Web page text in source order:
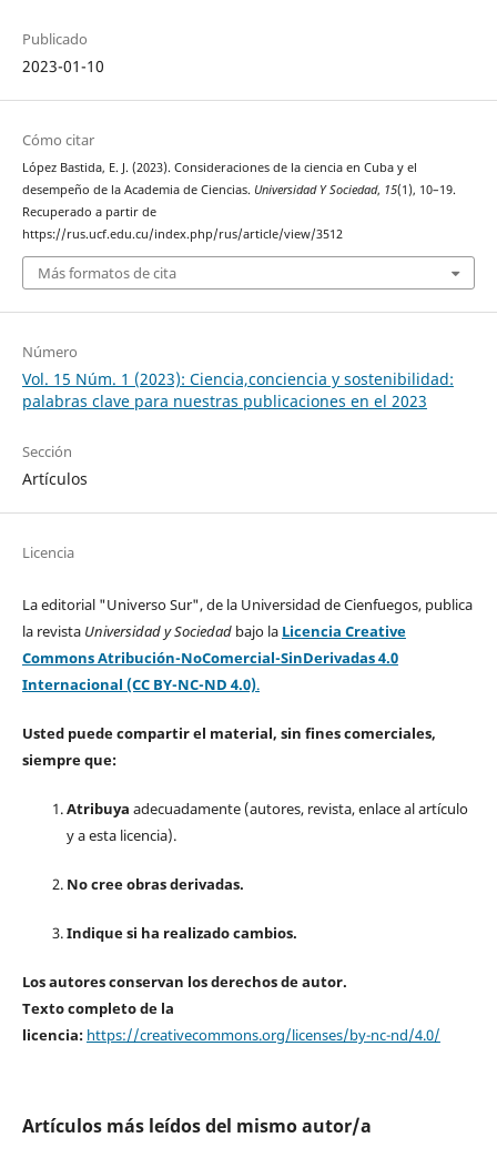
Publicado
2023-01-10
Cómo citar
López Bastida, E. J. (2023). Consideraciones de la ciencia en Cuba y el
desempeño de la Academia de Ciencias. Universidad Y Sociedad, 15(1), 10–19.
Recuperado a partir de
https://rus.ucf.edu.cu/index.php/rus/article/view/3512
Más formatos de cita
Número
Vol. 15 Núm. 1 (2023): Ciencia,conciencia y sostenibilidad:
palabras clave para nuestras publicaciones en el 2023
Sección
Artículos
Licencia
La editorial "Universo Sur", de la Universidad de Cienfuegos, publica
la revista Universidad y Sociedad bajo la Licencia Creative
Commons Atribución-NoComercial-SinDerivadas 4.0
Internacional (CC BY-NC-ND 4.0).
Usted puede compartir el material, sin fines comerciales,
siempre que:
Atribuya adecuadamente (autores, revista, enlace al artículo
y a esta licencia).
No cree obras derivadas.
Indique si ha realizado cambios.
Los autores conservan los derechos de autor.
Texto completo de la
licencia: https://creativecommons.org/licenses/by-nc-nd/4.0/
Artículos más leídos del mismo autor/a